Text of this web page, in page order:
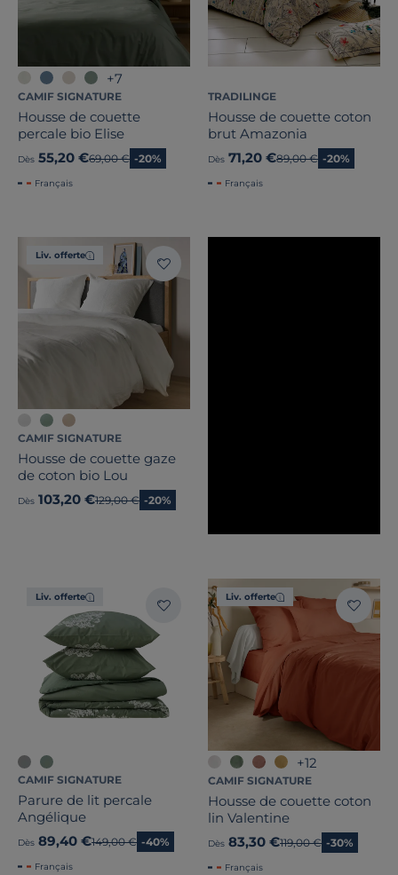
+7
CAMIF SIGNATURE
Housse de couette
percale bio Elise
Dès 55,20 €Ancien prix
69,00 € -20%
Français
TRADILINGE
Housse de couette coton
brut Amazonia
Dès 71,20 €Ancien prix
89,00 € -20%
Français
Liv. offerte
CAMIF SIGNATURE
Housse de couette gaze
de coton bio Lou
Dès 103,20 €Ancien prix
129,00 € -20%
Liv. offerte
CAMIF SIGNATURE
Parure de lit percale
Angélique
Dès 89,40 €Ancien prix
149,00 € -40%
Français
Liv. offerte
+12
CAMIF SIGNATURE
Housse de couette coton
lin Valentine
Dès 83,30 €Ancien prix
119,00 € -30%
Français
Pays de fabrication